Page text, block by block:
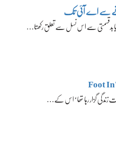
سے اے آئی تک
بدقسمتی سے اس نسل سے تعلق رکھتا…
Foot
زندگی گزار رہا تھا‘ اس کے…